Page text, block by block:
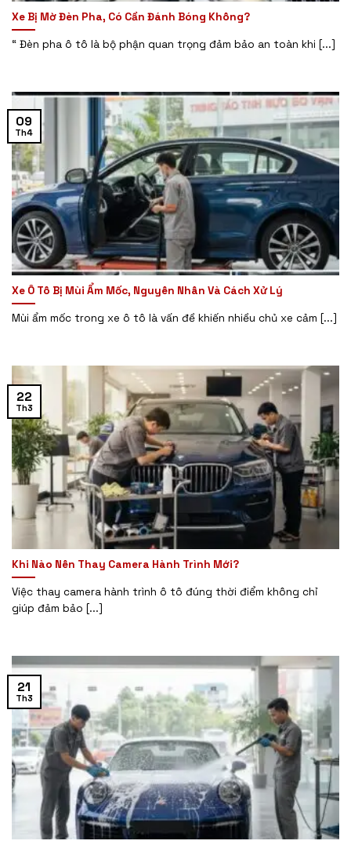
Xe Bị Mờ Đèn Pha, Có Cần Đánh Bóng Không?
“ Đèn pha ô tô là bộ phận quan trọng đảm bảo an toàn khi [...]
Xe Ô Tô Bị Mùi Ẩm Mốc, Nguyên Nhân Và Cách Xử Lý
Mùi ẩm mốc trong xe ô tô là vấn đề khiến nhiều chủ xe cảm [...]
09
Th4
Khi Nào Nên Thay Camera Hành Trình Mới?
Việc thay camera hành trình ô tô đúng thời điểm không chỉ
giúp đảm bảo [...]
22
Th3
21
Th3